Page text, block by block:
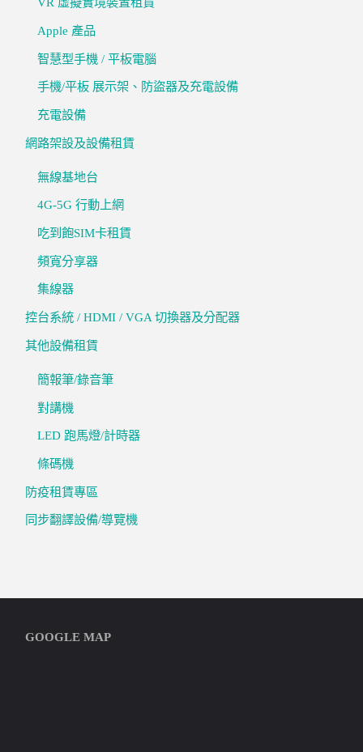
Apple 產品
智慧型手機 / 平板電腦
手機/平板 展示架、防盜器及充電設備
充電設備
網路架設及設備租賃
無線基地台
4G-5G 行動上網
吃到飽SIM卡租賃
頻寬分享器
集線器
控台系統 / HDMI / VGA 切換器及分配器
其他設備租賃
簡報筆/錄音筆
對講機
LED 跑馬燈/計時器
條碼機
防疫租賃專區
同步翻譯設備/導覽機
GOOGLE MAP